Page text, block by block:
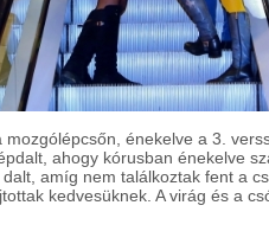
énekelve a 3.
ahogy kórusban énekelve
amíg nem találkoztak fent a
kedvesüknek. A virág és a